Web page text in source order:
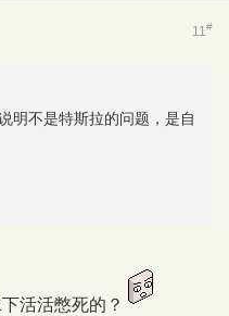
11#
明不是特斯拉的问题，是自
活活憋死的？